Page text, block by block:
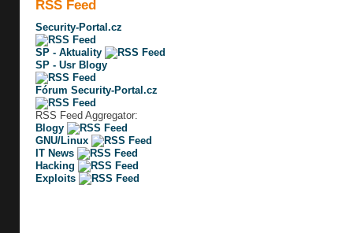
RSS Feed
Security-Portal.cz
SP - Aktuality
SP - Usr Blogy
Fórum Security-Portal.cz
RSS Feed Aggregator:
Blogy
GNU/Linux
IT News
Hacking
Exploits